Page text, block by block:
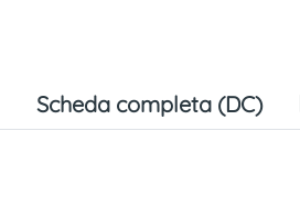
Scheda completa (DC)